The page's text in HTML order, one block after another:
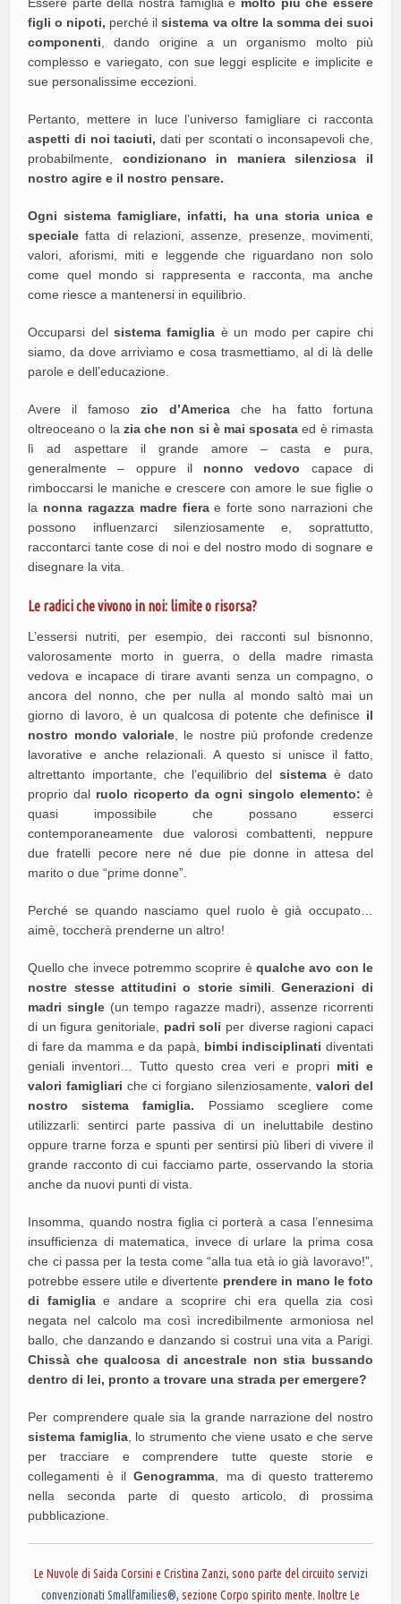
figli o nipoti, perché ilsistema va oltre la somma dei suoi
componenti , dando origine a un organismo molto più
complesso e variegato, con sue leggi esplicite e implicite e
sue personalissime eccezioni.
Pertanto, mettere in luce l’universo famigliare ci racconta
aspetti di noi taciuti, dati per scontati o inconsapevoli che,
probabilmente, condizionano in maniera silenziosa il
nostro agire e il nostro pensare.
Ogni sistema famigliare, infatti, ha una storia unica e
speciale fatta di relazioni, assenze, presenze, movimenti,
valori, aforismi, miti e leggende che riguardano non solo
come quel mondo si rappresenta e racconta, ma anche
come riesce a mantenersi in equilibrio.
Occuparsi delsistema famiglia è un modo per capire chi
siamo, da dove arriviamo e cosa trasmettiamo, al di là delle
parole e dell’educazione.
Avere il famosozio d’America che ha fatto fortuna
oltreoceano o la zia che non si è mai sposata ed è rimasta
lì ad aspettare il grande amore – casta e pura,
generalmente – oppure il nonno vedovo capace di
rimboccarsi le maniche e crescere con amore le sue figlie o
la nonna ragazza madre fierae forte sono narrazioni che
possono influenzarci silenziosamente e, soprattutto,
raccontarci tante cose di noi e del nostro modo di sognare e
disegnare la vita.
Le radici che vivono in noi: limite o risorsa?
L’essersi nutriti, per esempio, dei racconti sul bisnonno,
valorosamente morto in guerra, o della madre rimasta
vedova e incapace di tirare avanti senza un compagno, o
ancora del nonno, che per nulla al mondo saltò mai un
giorno di lavoro, è un qualcosa di potente che definisce il
nostro mondo valoriale, le nostre più profonde credenze
lavorative e anche relazionali. A questo si unisce il fatto,
altrettanto importante, che l’equilibrio del sistema è dato
proprio dal ruolo ricoperto da ogni singolo elemento: è
quasi impossibile che possano esserci
contemporaneamente due valorosi combattenti, neppure
due fratelli pecore nere né due pie donne in attesa del
marito o due “prime donne”.
Perché se quando nasciamo quel ruolo è già occupato…
aimè, toccherà prenderne un altro!
Quello che invece potremmo scoprire è qualche avo con le
nostre stesse attitudini o storie simili .Generazioni di
madri single(un tempo ragazze madri), assenze ricorrenti
di un figura genitoriale, padri soli per diverse ragioni capaci
di fare da mamma e da papà, bimbi indisciplinati diventati
geniali inventori… Tutto questo crea veri e propri miti e
valori famigliari che ci forgiano silenziosamente, valori del
nostro sistema famiglia. Possiamo scegliere come
utilizzarli: sentirci parte passiva di un ineluttabile destino
oppure trarne forza e spunti per sentirsi più liberi di vivere il
grande racconto di cui facciamo parte, osservando la storia
anche da nuovi punti di vista.
Insomma, quando nostra figlia ci porterà a casa l’ennesima
insufficienza di matematica, invece di urlare la prima cosa
che ci passa per la testa come “alla tua età io già lavoravo!”,
potrebbe essere utile e divertente prendere in mano le foto
di famigliae andare a scoprire chi era quella zia così
negata nel calcolo ma così incredibilmente armoniosa nel
ballo, che danzando e danzando si costruì una vita a Parigi.
Chissà che qualcosa di ancestrale non stia bussando
dentro di lei, pronto a trovare una strada per emergere?
Per comprendere quale sia la grande narrazione del nostro
sistema famiglia, lo strumento che viene usato e che serve
per tracciare e comprendere tutte queste storie e
collegamenti è ilGenogramma , ma di questo tratteremo
nella seconda parte di questo articolo, di prossima
pubblicazione.
Le Nuvole di Saida Corsini e Cristina Zanzi, sono parte del circuito servizi
convenzionati Smallfamilies®, sezione Corpo spirito mente. Inoltre Le